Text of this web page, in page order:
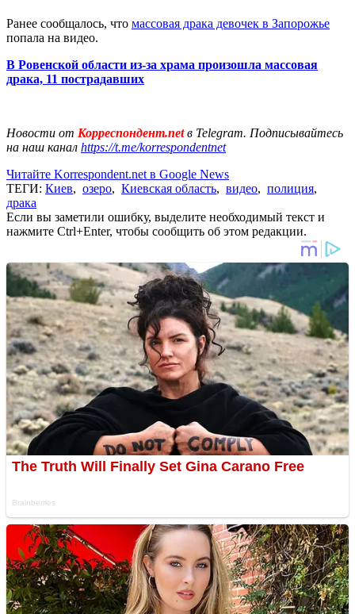
Ранее сообщалось, что массовая драка девочек в Запорожье
попала на видео.
В Ровенской области из-за храма произошла массовая
драка, 11 пострадавших
Новости от Корреспондент.netв Telegram. Подписывайтесь
на наш канал https://t.me/korrespondentnet
Читайте Korrespondent.net в Google News
ТЕГИ: Киев, озеро, Киевская область, видео, полиция,
драка
Если вы заметили ошибку, выделите необходимый текст и
нажмите Ctrl+Enter, чтобы сообщить об этом редакции.